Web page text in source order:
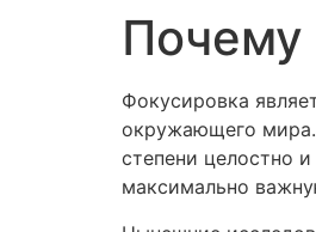
Почему
Фокусировка
окружающего мира.
степени целостно
максимально